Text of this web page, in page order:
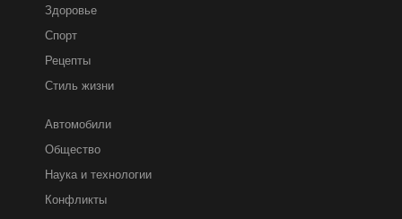
Здоровье
Спорт
Рецепты
Стиль жизни
Автомобили
Общество
Наука и технологии
Конфликты